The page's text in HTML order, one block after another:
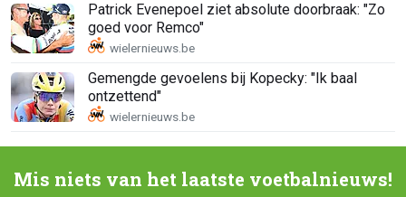
Patrick Evenepoel ziet absolute doorbraak: "Zo
goed voor Remco"
Gemengde gevoelens bij Kopecky: "Ik baal
ontzettend"
Mis niets van het laatste voetbalnieuws!